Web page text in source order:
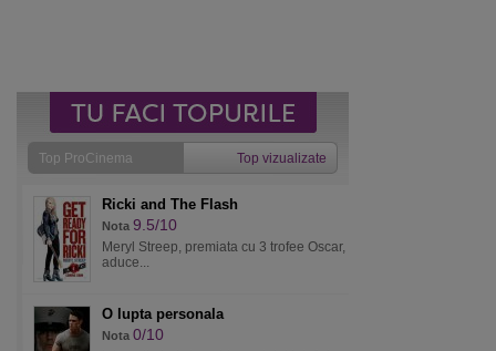
Top ProCinema Top vizualizate
Ricki and The Flash
Nota 9.5/10
Meryl Streep, premiata cu 3 trofee Oscar,
aduce...
O lupta personala
Nota 0/10